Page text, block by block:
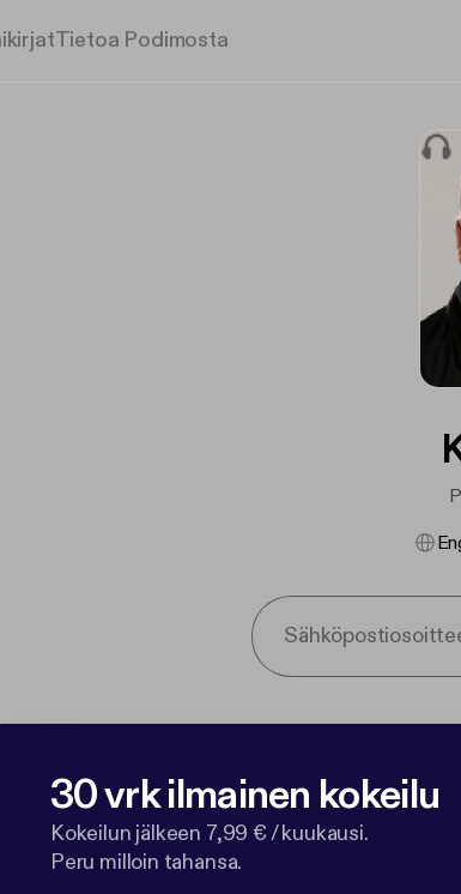
Tietoa Podimosta
30 vrk ilmainen kokeilu
Kokeilun jälkeen 7,99 € / kuukausi.
Peru milloin tahansa.